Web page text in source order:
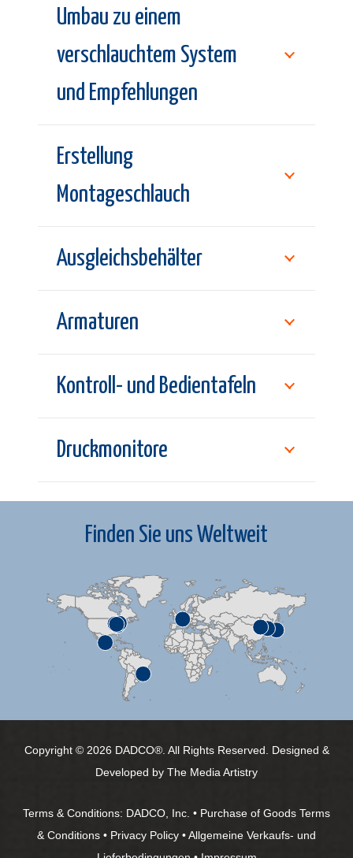
Umbau zu einem
verschlauchtem System
und Empfehlungen
Erstellung
Montageschlauch
Ausgleichsbehälter
Armaturen
Kontroll- und Bedientafeln
Druckmonitore
Finden Sie uns Weltweit
Copyright © 2026 DADCO®. All Rights Reserved. Designed &
Developed by The Media Artistry
Terms & Conditions: DADCO, Inc. • Purchase of Goods Terms
& Conditions • Privacy Policy •Allgemeine Verkaufs- und